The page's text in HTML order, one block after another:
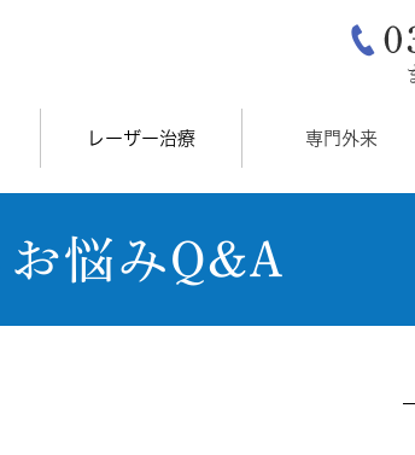
レーザー治療 専門外来
お悩みQ&A